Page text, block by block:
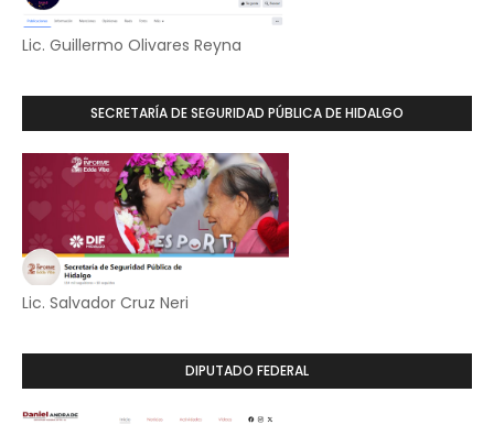
Lic. Guillermo Olivares Reyna
SECRETARÍA DE SEGURIDAD PÚBLICA DE HIDALGO
Lic. Salvador Cruz Neri
DIPUTADO FEDERAL